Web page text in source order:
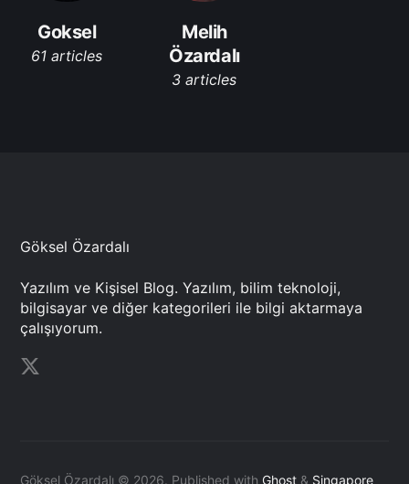
Goksel
61 articles
Melih
Özardalı
3 articles
Göksel Özardalı
Yazılım ve Kişisel Blog. Yazılım, bilim teknoloji,
bilgisayar ve diğer kategorileri ile bilgi aktarmaya
çalışıyorum.
Göksel Özardalı © 2026. Published with Ghost & Singapore